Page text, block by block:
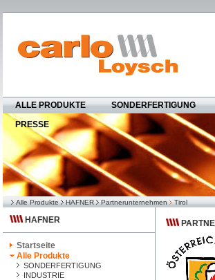
ALLE PRODUKTE SONDERFERTIGUNG
PRESSE
Alle Produkte HAFNER Partnerunternehmen Tirol
HAFNER
Startseite
Alle Produkte
SONDERFERTIGUNG
INDUSTRIE